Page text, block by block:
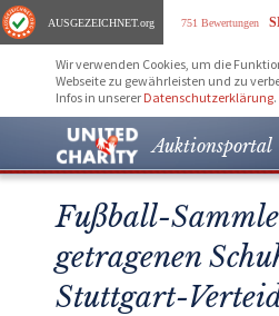
AUSGEZEICHNET.org 751 Bewertungen
Wir verwenden Cookies, um die
Webseite zu gewährleisten und zu
Infos in unserer Datenschutzerklärung.
Auktionsportal
Fußball-
getragenen
Stuttgart-